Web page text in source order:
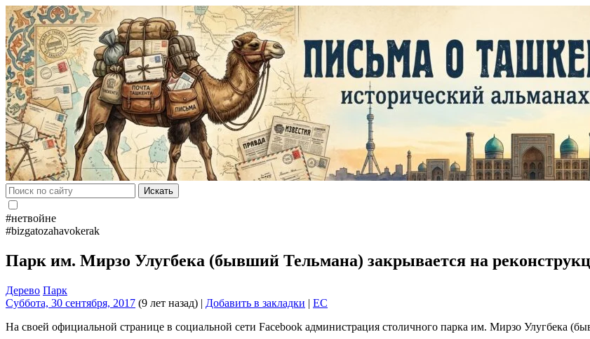
Искать
#нетвойне
#bizgatozahavokerak
Парк им. Мирзо Улугбека (бывший Тельмана) закрывается на
Дерево Парк
Суббота, 30 сентября, 2017 (9 лет назад) | Добавить в закладки | EC
На своей официальной странице в социальной сети Facebook администрация столичного парка им. Мирзо Улугбека